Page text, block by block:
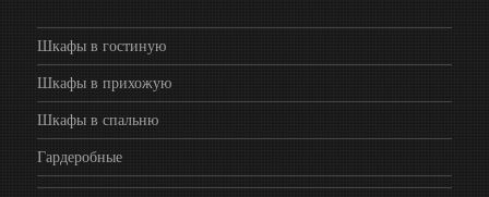
Шкафы в гостиную
Шкафы в прихожую
Шкафы в спальню
Гардеробные